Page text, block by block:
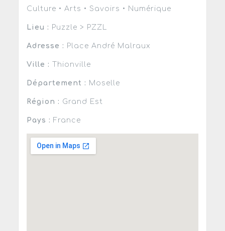
Culture • Arts • Savoirs • Numérique
Lieu : Puzzle > PZZL
Adresse : Place André Malraux
Ville : Thionville
Département : Moselle
Région : Grand Est
Pays : France